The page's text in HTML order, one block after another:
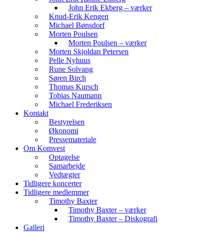
John Erik Ekberg – værker
Knud-Erik Kengen
Michael Bønsdorf
Morten Poulsen
Morten Poulsen – værker
Morten Skjoldan Petersen
Pelle Nyhuus
Rune Solvang
Søren Birch
Thomas Kursch
Tobias Naumann
Michael Frederiksen
Kontakt
Bestyrelsen
Økonomi
Pressemateriale
Om Komvest
Optagelse
Samarbejde
Vedtægter
Tidligere koncerter
Tidligere medlemmer
Timothy Baxter
Timothy Baxter – værker
Timothy Baxter – Diskografi
Galleri